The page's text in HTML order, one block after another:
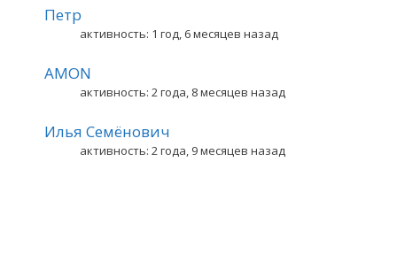
Петр
активность: 1 год, 6 месяцев назад
AMON
активность: 2 года, 8 месяцев назад
Илья Семёнович
активность: 2 года, 9 месяцев назад